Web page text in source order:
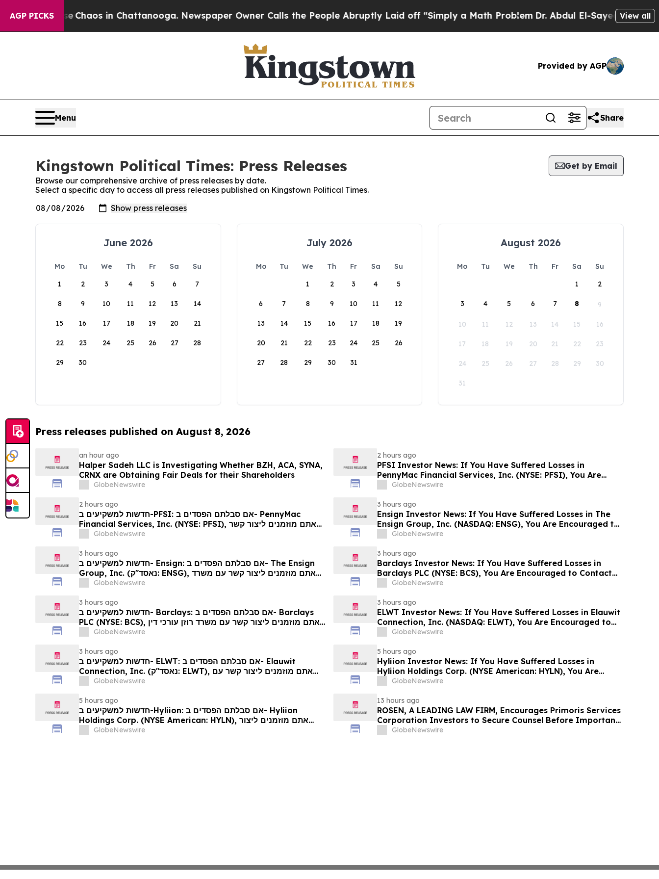
AGP PICKS
CollapseChaos in Chattanooga. Newspaper Owner Calls the People Abruptly Laid off “Simply a Math ProblemDr. Abdul El-Sayed on Historic
View all
Provided by AGP
Menu Share
Kingstown Political Times: Press Releases
Get by Email
Browse our comprehensive archive of press releases by date.
Select a specific day to access all press releases published on Kingstown Political Times.
June 2026
Mo Tu We Th Fr Sa
Su
1
2 3 4 5 6 7
8 9 10 11 12 13 14
15 16 17 18 19 20 21
22 23 24 25 26 27 28
29 30
July 2026
Mo Tu We Th Fr Sa
Su
1
2 3 4 5
6 7 8 9 10 11 12
13 14 15 16 17 18 19
20 21 22 23 24 25 26
27 28 29 30 31
August 2026
Mo Tu We Th Fr Sa
Su
1
2
3 4 5 6 7 8 9
10 11 12 13 14 15 16
17 18 19 20 21 22 23
24 25 26 27 28 29 30
31
Press releases published on August 8, 2026
an hour ago
Halper Sadeh LLC is Investigating Whether BZH, ACA, SYNA,
CRNX are Obtaining Fair Deals for their Shareholders
GlobeNewswire
2 hours ago
PFSI Investor News: If You Have Suffered Losses in
PennyMac Financial Services, Inc. (NYSE: PFSI), You Are
Encouraged to Contact The Rosen Law Firm About Your
GlobeNewswire
2 hours ago
חדשות למשקיעים ב-PFSI: אם סבלתם הפסדים ב- PennyMac
Financial Services, Inc. (NYSE: PFSI), אתם מוזמנים ליצור קשר
עם משרד רוזן עורכי דין בנוגע לזכויותיכם
GlobeNewswire
3 hours ago
Ensign Investor News: If You Have Suffered Losses in The
Ensign Group, Inc. (NASDAQ: ENSG), You Are Encouraged to
Contact The Rosen Law Firm About Your Rights
GlobeNewswire
3 hours ago
חדשות למשקיעים ב- Ensign: אם סבלתם הפסדים ב- The Ensign
Group, Inc. (נאסד"ק: ENSG), אתם מוזמנים ליצור קשר עם משרד
רוזן עורכי דין בנוגע לזכויותיכם
GlobeNewswire
3 hours ago
Barclays Investor News: If You Have Suffered Losses in
Barclays PLC (NYSE: BCS), You Are Encouraged to Contact
The Rosen Law Firm About Your Rights
GlobeNewswire
3 hours ago
חדשות למשקיעים ב- Barclays: אם סבלתם הפסדים ב- Barclays
PLC (NYSE: BCS), אתם מוזמנים ליצור קשר עם משרד רוזן עורכי דין
בנוגע לזכויותיכם
GlobeNewswire
3 hours ago
ELWT Investor News: If You Have Suffered Losses in Elauwit
Connection, Inc. (NASDAQ: ELWT), You Are Encouraged to
Contact The Rosen Law Firm About Your Rights
GlobeNewswire
3 hours ago
חדשות למשקיעים ב- ELWT: אם סבלתם הפסדים ב- Elauwit
Connection, Inc. (נאסד"ק: ELWT), אתם מוזמנים ליצור קשר עם
משרד רוזן עורכי דין בנוגע לזכויותיכם
GlobeNewswire
5 hours ago
Hyliion Investor News: If You Have Suffered Losses in
Hyliion Holdings Corp. (NYSE American: HYLN), You Are
Encouraged to Contact The Rosen Law Firm About Your
GlobeNewswire
5 hours ago
חדשות למשקיעים ב-Hyliion: אם סבלתם הפסדים ב- Hyliion
Holdings Corp. (NYSE American: HYLN), אתם מוזמנים ליצור
קשר עם משרד רוזן עורכי דין בנוגע לזכויותיכם
GlobeNewswire
13 hours ago
ROSEN, A LEADING LAW FIRM, Encourages Primoris Services
Corporation Investors to Secure Counsel Before Important
Deadline in Securities Class Action - PRIM
GlobeNewswire